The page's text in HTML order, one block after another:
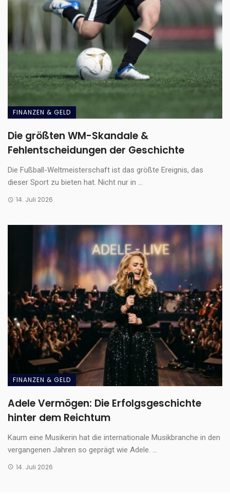
FINANZEN & GELD
Die größten WM-Skandale &
Fehlentscheidungen der Geschichte
Die Fußball-Weltmeisterschaft ist das größte Ereignis, das
dieser Sport zu bieten hat. Nicht nur in ...
14. Juli 2026
FINANZEN & GELD
Adele Vermögen: Die Erfolgsgeschichte
hinter dem Reichtum
Kaum eine Musikerin hat die internationale Musikbranche in den
vergangenen Jahren so geprägt wie Adele. ...
14. Juli 2026